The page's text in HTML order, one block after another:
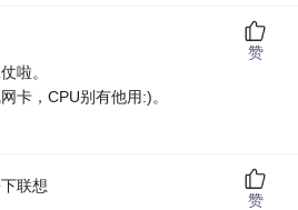
啦。
卡，CPU别有他用:)。
赞
联想
赞